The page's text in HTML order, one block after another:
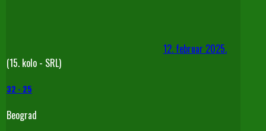
12. februar 2025.
(15. kolo - SRL)
32 - 25
Beograd